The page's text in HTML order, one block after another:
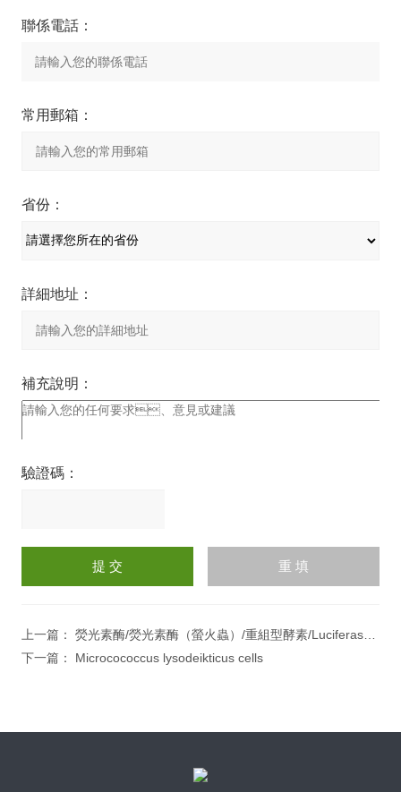
聯係電話：
常用郵箱：
省份：
詳細地址：
補充說明：
驗證碼：
上一篇： 熒光素酶/熒光素酶（螢火蟲）/重組型酵素/Luciferase firefly
下一篇： Microcococcus lysodeikticus cells